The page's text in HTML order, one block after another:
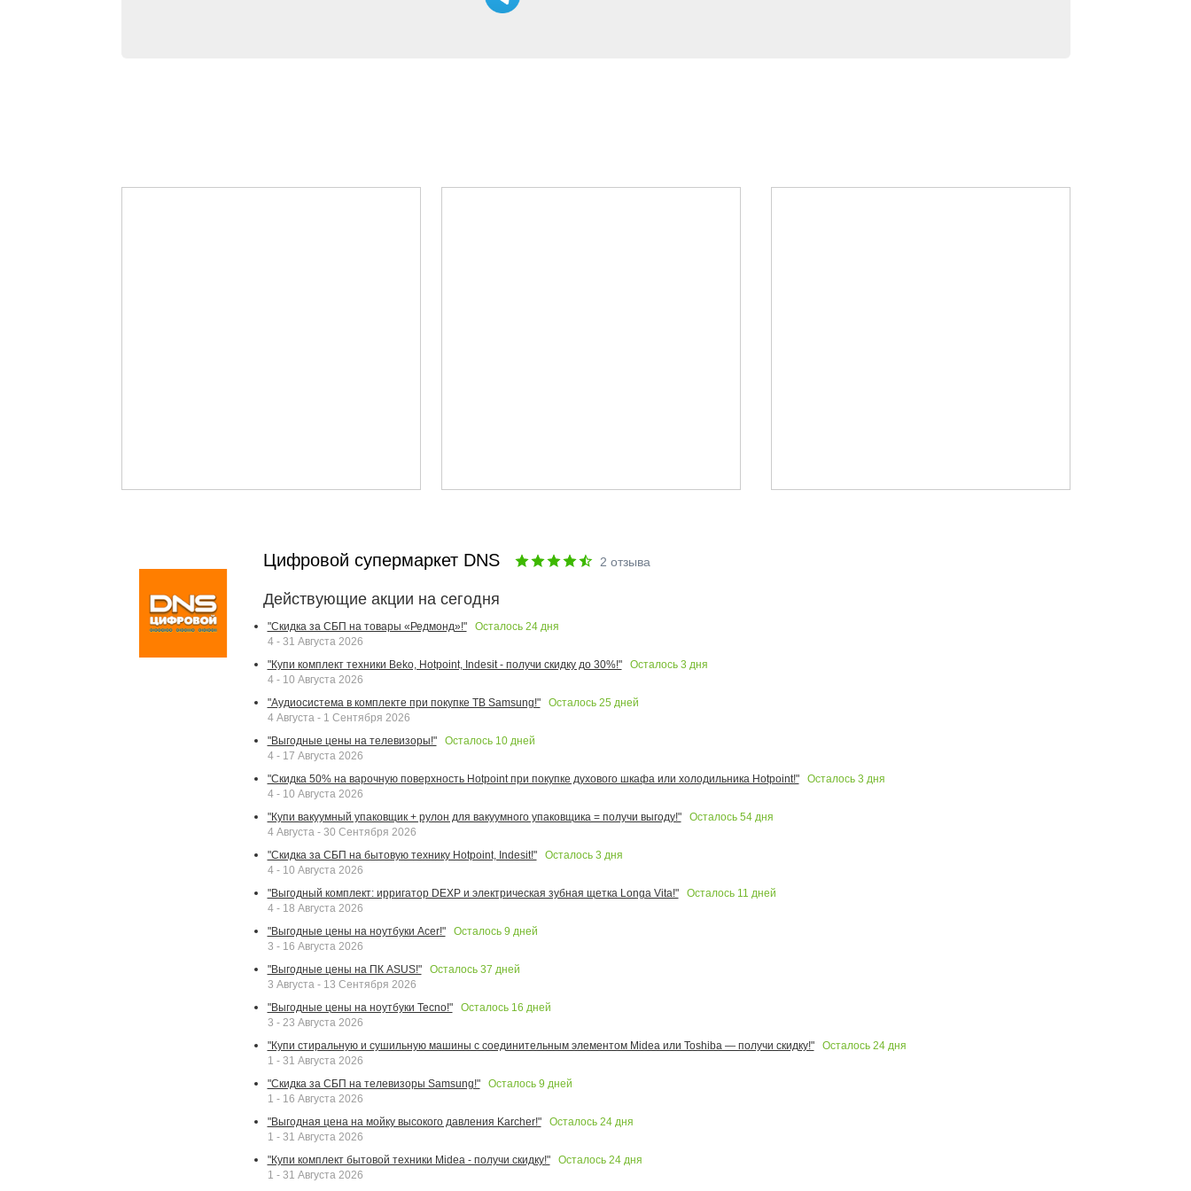
Цифровой супермаркет DNS 2 отзыва
Действующие акции на сегодня
"Скидка за СБП на товары «Редмонд»!" Осталось 24дня
4 - 31 Августа 2026
"Купи комплект техники Beko, Hotpoint, Indesit - получи скидку до 30%!"
Осталось 3 дня
4 - 10 Августа 2026
"Аудиосистема в комплекте при покупке ТВ Samsung!"
Осталось 25 дней
4 Августа - 1 Сентября 2026
"Выгодные цены на телевизоры!"
Осталось 10дней
4 - 17 Августа 2026
"Скидка 50% на варочную поверхность Hotpoint при покупке духового шкафа или холодильника Hotpoint!"
Осталось 3 дня
4 - 10 Августа 2026
"Купи вакуумный упаковщик + рулон для вакуумного упаковщика = получи выгоду!"
Осталось 54дня
4 Августа - 30 Сентября 2026
"Скидка за СБП на бытовую технику Hotpoint, Indesit!"
Осталось 3 дня
4 - 10 Августа 2026
"Выгодный комплект: ирригатор DEXP и электрическая зубная щетка Longa Vita!"
Осталось 11 дней
4 - 18 Августа 2026
"Выгодные цены на ноутбуки Acer!"
Осталось 9 дней
3 - 16 Августа 2026
"Выгодные цены на ПК ASUS!"
Осталось 37 дней
3 Августа - 13 Сентября 2026
"Выгодные цены на ноутбуки Tecno!"
Осталось 16 дней
3 - 23 Августа 2026
"Купи стиральную и сушильную машины с соединительным элементом Midea или Toshiba — получи скидку!"
Осталось 24дня
1 - 31 Августа 2026
"Скидка за СБП на телевизоры Samsung!"
Осталось 9 дней
1 - 16 Августа 2026
"Выгодная цена на мойку высокого давления Karcher!"
Осталось 24дня
1 - 31 Августа 2026
"Купи комплект бытовой техники Midea - получи скидку!"
Осталось 24дня
1 - 31 Августа 2026